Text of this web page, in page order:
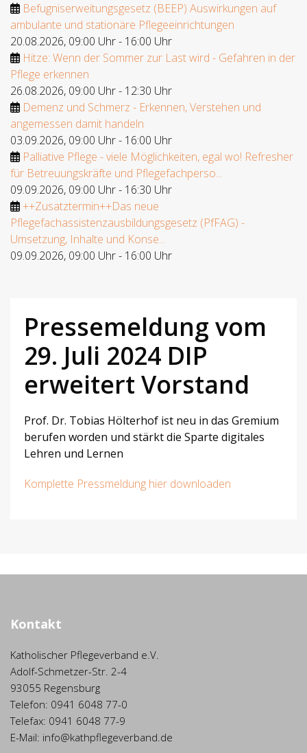
Befugniserweitungsgesetz (BEEP) Auswirkungen auf
ambulante und stationäre Pflegeeinrichtungen
20.08.2026, 09:00 Uhr- 16:00 Uhr
Hitze: Wenn der Sommer zur Last wird - Gefahren in der
Pflege erkennen
26.08.2026, 09:00 Uhr- 12:30 Uhr
Demenz und Schmerz - Erkennen, Verstehen und
angemessen damit handeln
03.09.2026, 09:00 Uhr- 16:00 Uhr
Palliative Pflege - viele Möglichkeiten, egal wo! Refresher
für Betreuungskräfte und Pflegefachperso...
09.09.2026, 09:00 Uhr- 16:30 Uhr
++Zusatztermin++Das neue
Pflegefachassistenzausbildungsgesetz (PfFAG) -
Umsetzung, Inhalte und Konse...
09.09.2026, 09:00 Uhr- 16:00 Uhr
Pressemeldung vom
29. Juli 2024 DIP
erweitert Vorstand
Prof. Dr. Tobias Hölterhof ist neu in das Gremium
berufen worden und stärkt die Sparte digitales
Lehren und Lernen
Komplette Pressmeldung hier downloaden
Kontakt
Katholischer Pflegeverband e.V.
Adolf-Schmetzer-Str. 2-4
93055 Regensburg
Telefon: 0941 6048 77-0
Telefax: 0941 6048 77-9
E-Mail: info@kathpflegeverband.de